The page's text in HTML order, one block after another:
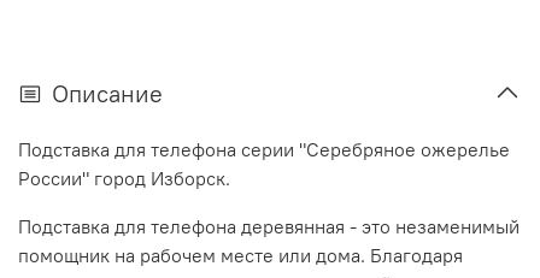
Описание
Подставка для телефона серии "Серебряное ожерелье
России" город Изборск.
Подставка для телефона деревянная - это незаменимый
помощник на рабочем месте или дома. Благодаря